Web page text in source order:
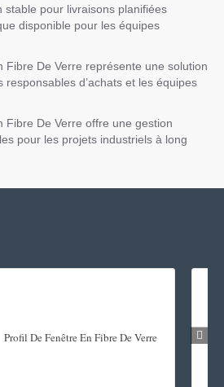
stable pour livraisons planifiées
disponible pour les équipes
Fibre De Verre représente une solution
d’achats et les équipes
Fibre De Verre offre une gestion
pour les projets industriels à long
Profil De Fenêtre En Fibre De Verre